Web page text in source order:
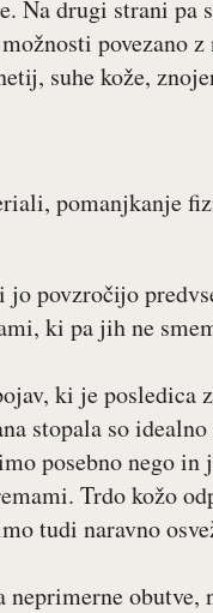
Na drugi strani pa
povezano
suhe kože,
pomanjkanje
jo povzročijo
ki pa jih ne
ki je posledica
stopala so
posebno nego
Trdo kožo
tudi naravno
neprimerne